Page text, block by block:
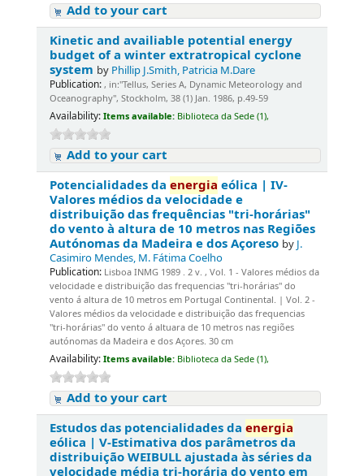
Add to your cart
Kinetic and availiable potential energy
budget of a winter extratropical cyclone
system by Phillip J.Smith, Patricia M.Dare
Publication: , in:"Tellus, Series A, Dynamic Meteorology and
Oceanography", Stockholm, 38 (1) Jan. 1986, p.49-59
Availability: Items available: Biblioteca da Sede (1),
Add to your cart
Potencialidades daenergia eólica | IV-
Valores médios da velocidade e
distribuição das frequências "tri-horárias"
do vento à altura de 10 metros nas Regiões
Autónomas da Madeira e dos Açoreso by J.
Casimiro Mendes, M. Fátima Coelho
Publication: Lisboa INMG 1989 . 2 v. , Vol. 1 - Valores médios da
velocidade e distribuição das frequencias "tri-horárias" do
vento á altura de 10 metros em Portugal Continental. | Vol. 2 -
Valores médios da velocidade e distribuição das frequencias
"tri-horárias" do vento á altuara de 10 metros nas regiões
autónomas da Madeira e dos Açores. 30 cm
Availability: Items available: Biblioteca da Sede (1),
Add to your cart
Estudos das potencialidades daenergia
eólica | V-Estimativa dos parâmetros da
distribuição WEIBULL ajustada às séries da
velocidade média tri-horária do vento em